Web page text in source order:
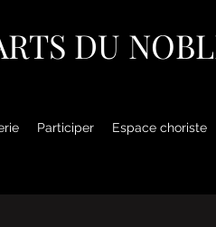
DU
Participer Espace choriste